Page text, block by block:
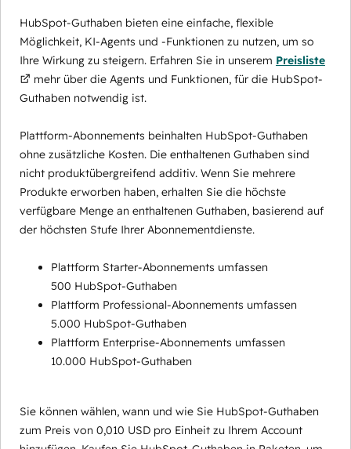
HubSpot-Guthaben bieten eine einfache, flexible
Möglichkeit, KI-Agents und -Funktionen zu nutzen, um so
Ihre Wirkung zu steigern. Erfahren Sie in unserem Preisliste
mehr über die Agents und Funktionen, für die HubSpot-
Guthaben notwendig ist.
Plattform-Abonnements beinhalten HubSpot-Guthaben
ohne zusätzliche Kosten. Die enthaltenen Guthaben sind
nicht produktübergreifend additiv. Wenn Sie mehrere
Produkte erworben haben, erhalten Sie die höchste
verfügbare Menge an enthaltenen Guthaben, basierend auf
der höchsten Stufe Ihrer Abonnementdienste.
Plattform Starter-Abonnements umfassen
500 HubSpot-Guthaben
Plattform Professional-Abonnements umfassen
5.000 HubSpot-Guthaben
Plattform Enterprise-Abonnements umfassen
10.000 HubSpot-Guthaben
Sie können wählen, wann und wie Sie HubSpot-Guthaben
zum Preis von 0,010 USD pro Einheit zu Ihrem Account